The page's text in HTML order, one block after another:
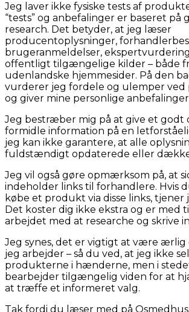
Jeg laver ikke fysiske tests af
“tests” og anbefalinger er baseret på
research. Det betyder, at jeg læser
producentoplysninger,
brugeranmeldelser,
offentligt tilgængelige kilder – både
udenlandske hjemmesider. På den
vurderer jeg fordele og ulemper
og giver mine personlige
Jeg bestræber mig på at give et godt
formidle information på en
jeg kan ikke garantere, at alle
fuldstændigt opdaterede eller
Jeg vil også gøre opmærksom på, at
indeholder links til forhandlere. Hvis
købe et produkt via disse links, tjener
Det koster dig ikke ekstra og er med
arbejdet med at researche og skrive
Jeg synes, det er vigtigt at være ærlig
jeg arbejder – så du ved, at jeg ikke
produkterne i hænderne, men i
bearbejder tilgængelig viden for at
at træffe et informeret valg.
Tak fordi du læser med på